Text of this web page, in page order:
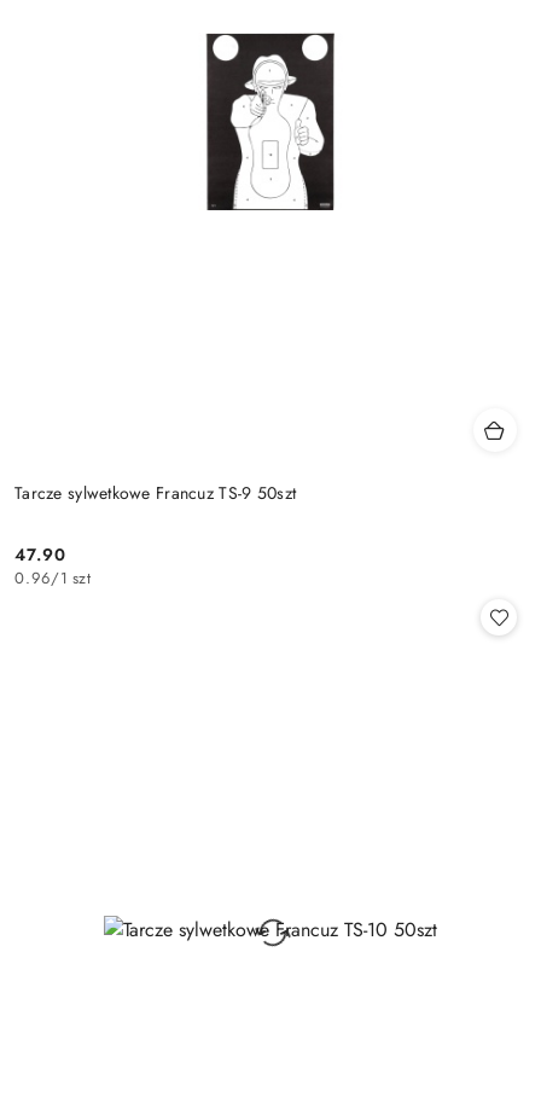
Tarcze sylwetkowe Francuz TS-9 50szt
Cena:
47.90
0.96/1 szt